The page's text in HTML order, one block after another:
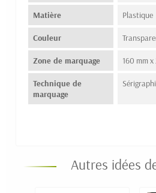
Matière Plastique
Couleur
Zone de marquage 160 mm
Technique de
marquage
Autres idées